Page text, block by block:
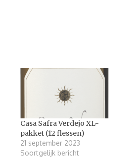
Casa Safra Verdejo XL-
pakket (12 flessen)
21 september 2023
Soortgelijk bericht